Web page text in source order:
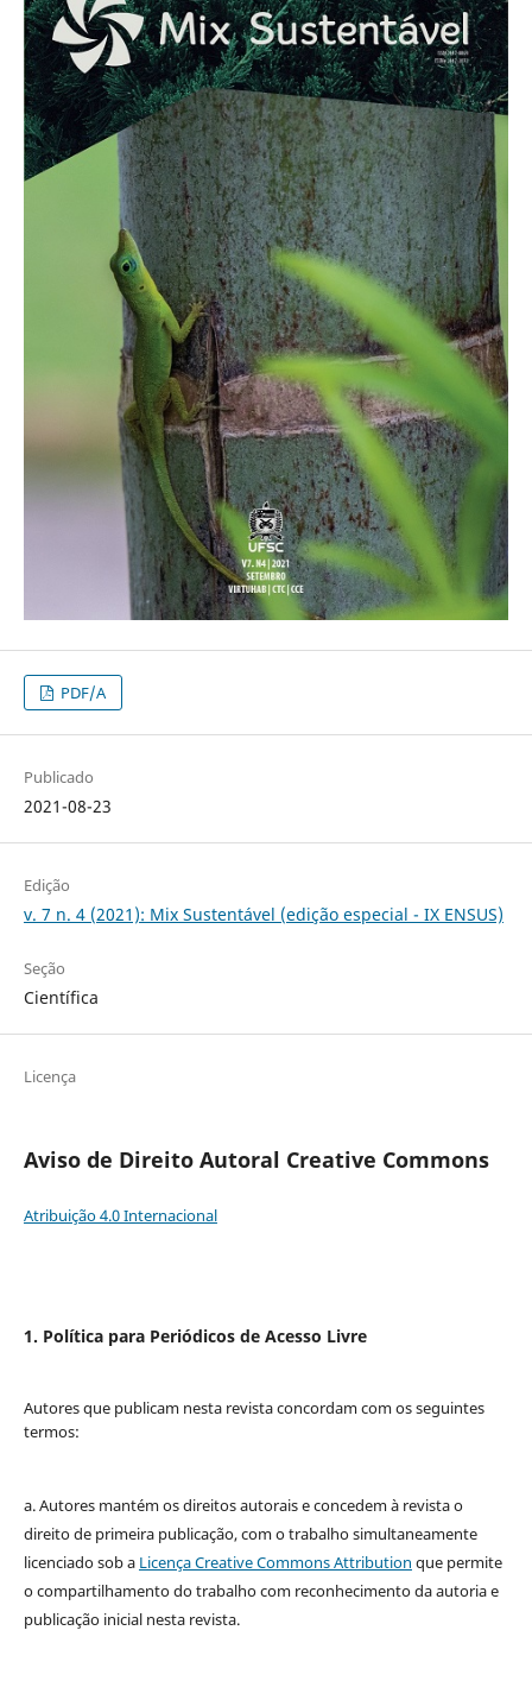
PDF/A
Publicado
2021-08-23
Edição
v. 7 n. 4 (2021): Mix Sustentável (edição especial - IX ENSUS)
Seção
Científica
Licença
Aviso de Direito Autoral Creative Commons
Atribuição 4.0 Internacional
1. Política para Periódicos de Acesso Livre
Autores que publicam nesta revista concordam com os seguintes
termos:
a. Autores mantém os direitos autorais e concedem à revista o
direito de primeira publicação, com o trabalho simultaneamente
licenciado sob a Licença Creative Commons Attribution que permite
o compartilhamento do trabalho com reconhecimento da autoria e
publicação inicial nesta revista.